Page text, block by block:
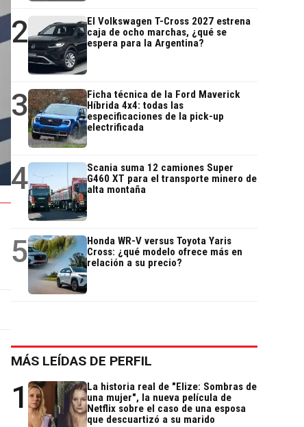
2
El Volkswagen T-Cross 2027 estrena
caja de ocho marchas, ¿qué se
espera para la Argentina?
3
Ficha técnica de la Ford Maverick
Híbrida 4x4: todas las
especificaciones de la pick-up
electrificada
4
Scania suma 12 camiones Super
G460 XT para el transporte minero de
alta montaña
5
Honda WR-V versus Toyota Yaris
Cross: ¿qué modelo ofrece más en
relación a su precio?
MÁS LEÍDAS DE PERFIL
1
La historia real de "Elize: Sombras de
una mujer", la nueva película de
Netflix sobre el caso de una esposa
que descuartizó a su marido